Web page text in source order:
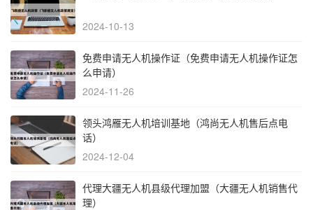
2024-10-13
免费申请无人机操作证（免费申请无人机操作证怎
么申请）
2024-11-26
领头鸿雁无人机培训基地（鸿尚无人机售后点电
话）
2024-12-04
代理大疆无人机县级代理加盟（大疆无人机销售代
理）